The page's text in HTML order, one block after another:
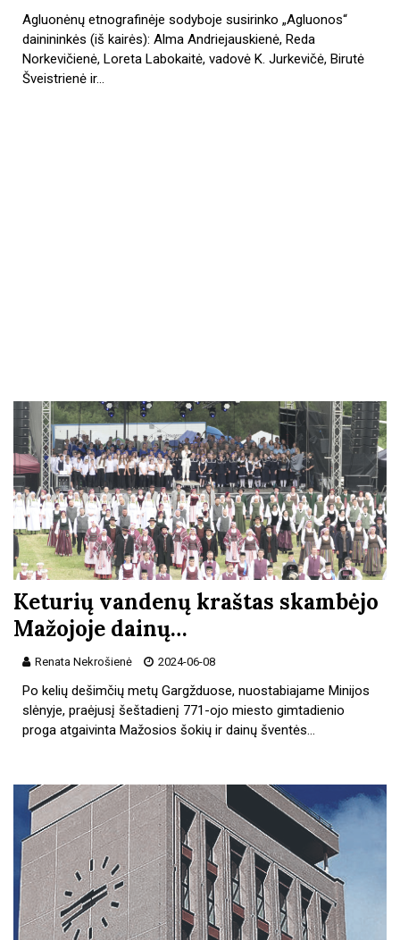
Agluonėnų etnografinėje sodyboje susirinko „Agluonos“
dainininkės (iš kairės): Alma Andriejauskienė, Reda
Norkevičienė, Loreta Labokaitė, vadovė K. Jurkevičė, Birutė
Šveistrienė ir…
Keturių vandenų kraštas skambėjo
Mažojoje dainų…
Renata Nekrošienė 2024-06-08
Po kelių dešimčių metų Gargžduose, nuostabiajame Minijos
slėnyje, praėjusį šeštadienį 771-ojo miesto gimtadienio
proga atgaivinta Mažosios šokių ir dainų šventės…